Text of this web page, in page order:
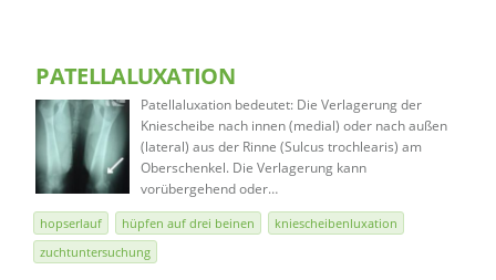
PATELLALUXATION
Patellaluxation bedeutet: Die Verlagerung der
Kniescheibe nach innen (medial) oder nach außen
(lateral) aus der Rinne (Sulcus trochlearis) am
Oberschenkel. Die Verlagerung kann
vorübergehend oder…
hopserlauf hüpfen auf drei beinen
kniescheibenluxation
zuchtuntersuchung